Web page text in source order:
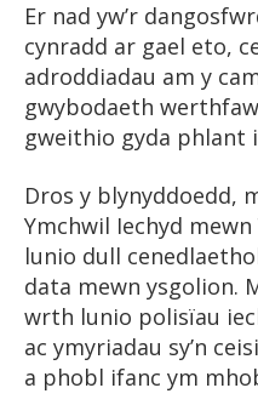
Er nad yw’r
cynradd ar gael eto,
adroddiadau am y
gwybodaeth
gweithio gyda phlant
Dros y blynyddoedd,
Ymchwil Iechyd
lunio dull
data mewn ysgolion.
wrth lunio polisïau
ac ymyriadau sy’n
a phobl ifanc ym